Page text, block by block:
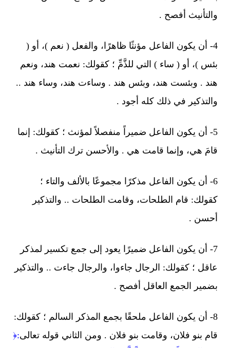
والتأنيث أفصح .
4- أن يكون الفاعل مؤنثًا ظاهرًا، والفعل ( نعم )، أو (
بئس )، أو ( ساء ) التي للذَّمِّ ؛ كقولك: نعمت هند، ونعم
هند . وبئست هند، وبئس هند . وساءت هند، وساء هند ..
والتذكير في ذلك كله أجود .
5- أن يكون الفاعل ضميراً منفصلاً لمؤنث ؛ كقولك: إنما
قامَ هي، وإنما قامت هي . والأحسن ترك التأنيث .
6- أن يكون الفاعل مذكرًا مجموعًا بالألف والتاء ؛
كقولك: قام الطلحات، وقامت الطلحات .. والتذكير
أحسن .
7- أن يكون الفاعل ضميرًا يعود إلى جمع تكسير لمذكر
عاقل ؛ كقولك: الرجال جاءوا، والرجال جاءت .. والتذكير
بضمير الجمع العاقل أفصح .
8- أن يكون الفاعل ملحقًا بجمع المذكر السالم ؛ كقولك:
قام بنو فلان، وقامت بنو فلان . ومن الثاني قوله تعالى:﴿